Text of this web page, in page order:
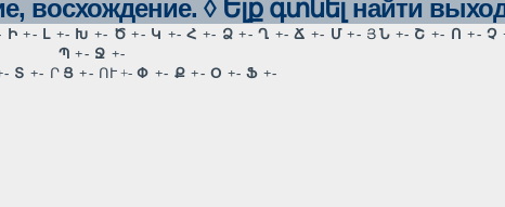
восхождение. ◊ Ելք գտնել найти